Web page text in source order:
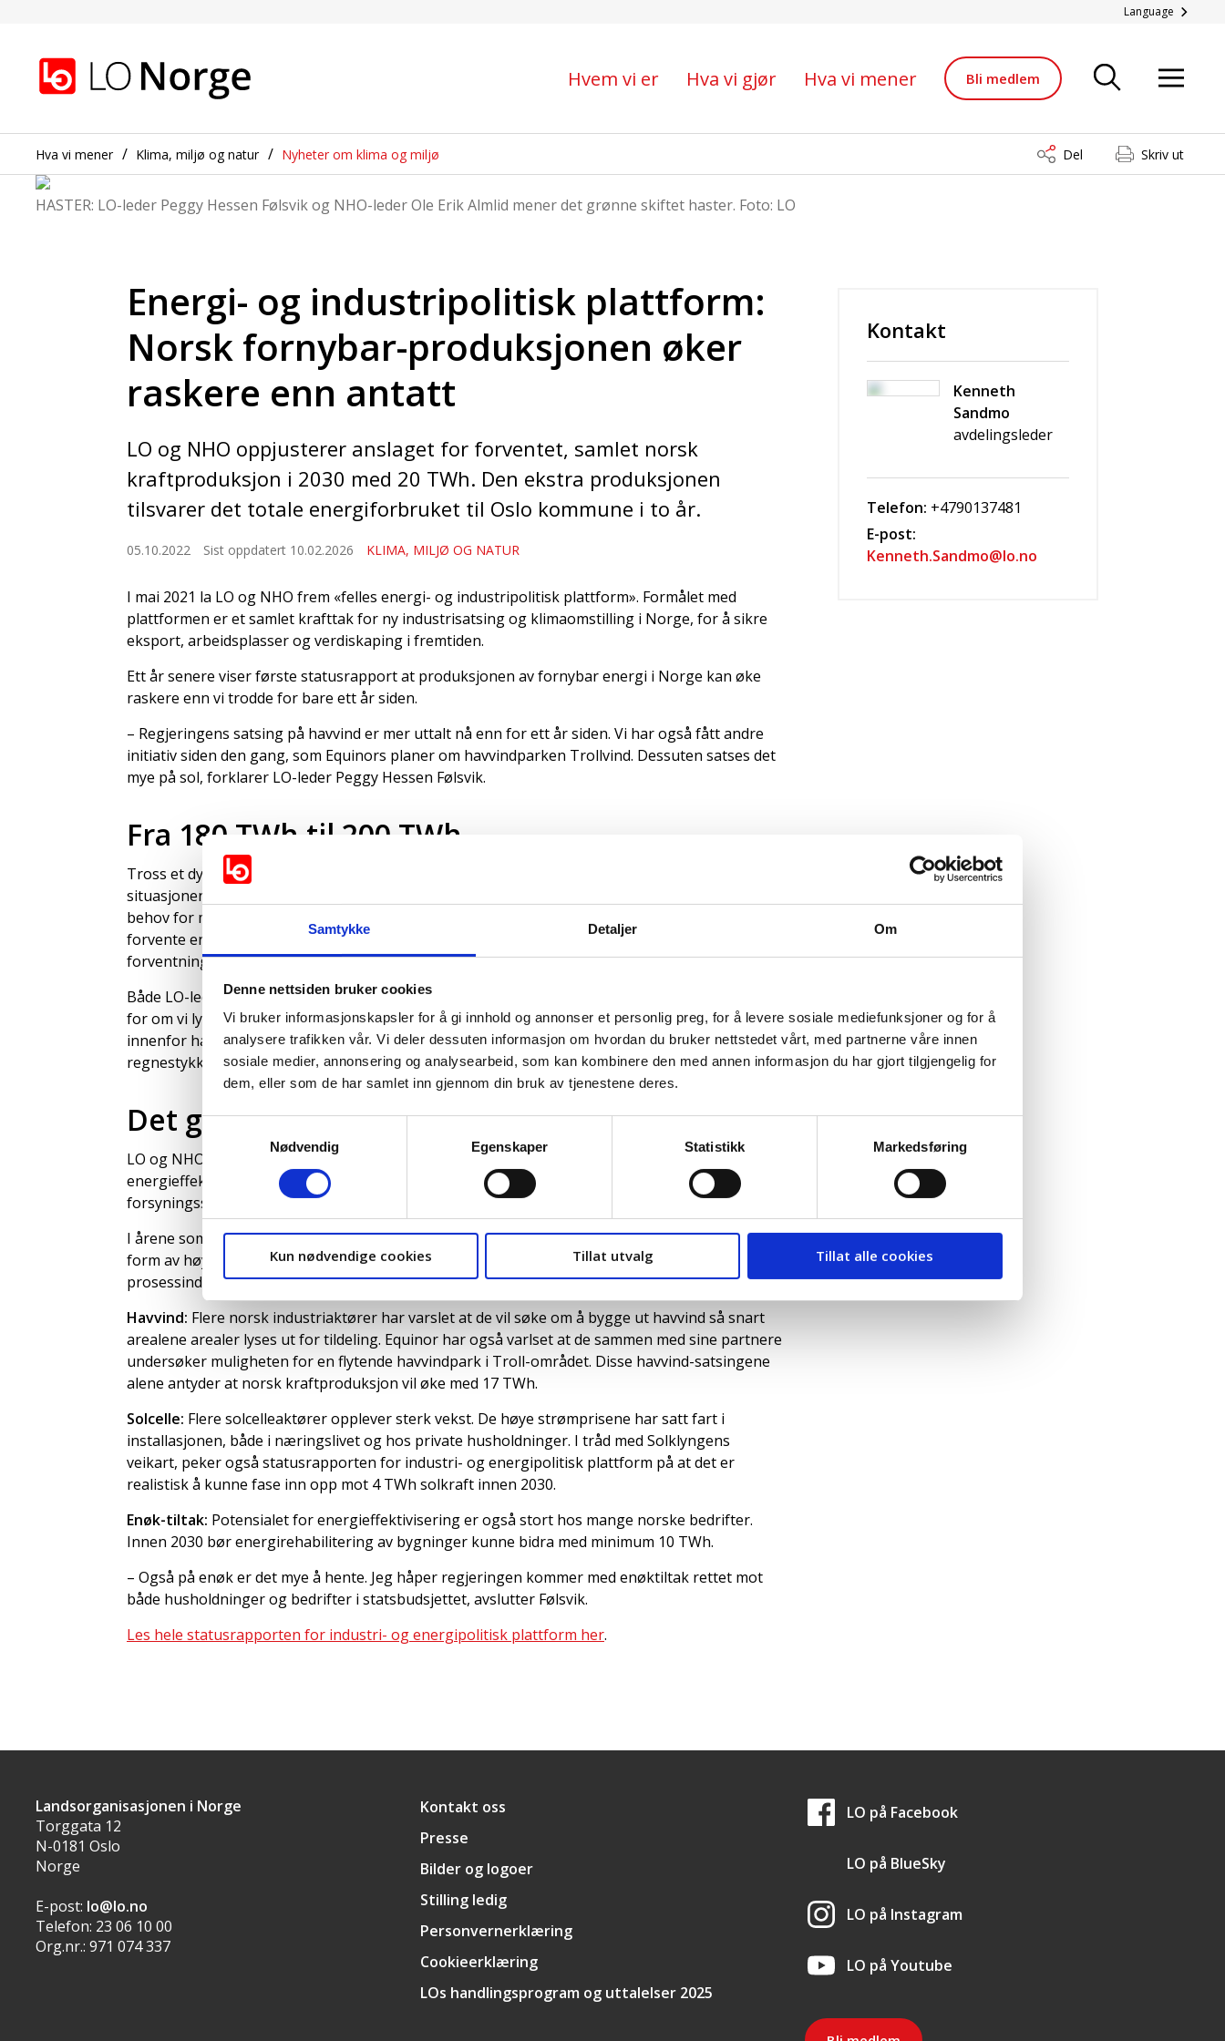
Samtykke Detaljer Om
Denne nettsiden bruker cookies
Vi bruker informasjonskapsler for å gi innhold og annonser et personlig preg, for å levere sosiale mediefunksjoner og for å
analysere trafikken vår. Vi deler dessuten informasjon om hvordan du bruker nettstedet vårt, med partnerne våre innen
sosiale medier, annonsering og analysearbeid, som kan kombinere den med annen informasjon du har gjort tilgjengelig for
dem, eller som de har samlet inn gjennom din bruk av tjenestene deres.
Nødvendig
Egenskaper Statistikk Markedsføring
Kun nødvendige cookies Tillat utvalg Tillat alle cookies
Energi- og industripolitisk plattform: Norsk fornybar-produksjonen
Language
Hvem vi er Hva vi gjør Hva vi mener Bli medlem
Hva vi mener Klima, miljø og natur Nyheter om klima og miljø Del Skriv ut
HASTER: LO-leder Peggy Hessen Følsvik og NHO-leder Ole Erik Almlid mener det grønne skiftet haster. Foto: LO
Energi- og industripolitisk plattform:
Norsk fornybar-produksjonen øker
raskere enn antatt
LO og NHO oppjusterer anslaget for forventet, samlet norsk
kraftproduksjon i 2030 med 20 TWh. Den ekstra produksjonen
tilsvarer det totale energiforbruket til Oslo kommune i to år.
05.10.2022 Sist oppdatert 10.02.2026 KLIMA, MILJØ OG NATUR
I mai 2021 la LO og NHO frem «felles energi- og industripolitisk plattform». Formålet med
plattformen er et samlet krafttak for ny industrisatsing og klimaomstilling i Norge, for å sikre
eksport, arbeidsplasser og verdiskaping i fremtiden.
Ett år senere viser første statusrapport at produksjonen av fornybar energi i Norge kan øke
raskere enn vi trodde for bare ett år siden.
– Regjeringens satsing på havvind er mer uttalt nå enn for ett år siden. Vi har også fått andre
initiativ siden den gang, som Equinors planer om havvindparken Trollvind. Dessuten satses det
mye på sol, forklarer LO-leder Peggy Hessen Følsvik.
Fra 180 TWh til 200 TWh
Tross et dystert bakteppe med krigen i Ukraina, den krevende energi- og sikkerhetspolitiske
situasjonen i Europa og den nasjonale kraftsituasjonen med utsikter til økt etterspørsel og
behov for mer fornybar kraft, viser LO og NHOs nye beregninger at det er realistisk å kunne
forvente en samlet kraftproduksjon på rundt 200 TWH i 2030 – mot 180 TWH som var
forventningen for ett år siden. 20 TWH tilsvarer to års energiforbruk for hele Oslo kommune.
Både LO-lederen og NHO-leder Ole Erik Almlid understreker at politisk vilje vil være avgjørende
for om vi lykkes med å nå de nye anslagene, men anser dem som realistiske. Prosjekter
innenfor havvind og solcelle, samt økt fokus på enøktiltak vil være viktige bidrag til
regnestykket.
Det grønne skiftet haster
LO og NHO mener det haster å sette i gang tiltak som øker fornybarproduksjonen og
energieffektiviseringen. Det er også behov for å vurdere tiltak som øker Norges
forsyningssikkerhet for kraft.
I årene som kommer vil behovet for strøm øke kraftig i Norge. Det grønne skiftet vil kreve sitt i
form av høyere strømforbruk. Produksjon av batterier og hydrogen, og til en grønnere
prosessindustri, krever mye kraft.
Havvind: Flere norsk industriaktører har varslet at de vil søke om å bygge ut havvind så snart
arealene arealer lyses ut for tildeling. Equinor har også varlset at de sammen med sine partnere
undersøker muligheten for en flytende havvindpark i Troll-området. Disse havvind-satsingene
alene antyder at norsk kraftproduksjon vil øke med 17 TWh.
Solcelle: Flere solcelleaktører opplever sterk vekst. De høye strømprisene har satt fart i
installasjonen, både i næringslivet og hos private husholdninger. I tråd med Solklyngens
veikart, peker også statusrapporten for industri- og energipolitisk plattform på at det er
realistisk å kunne fase inn opp mot 4 TWh solkraft innen 2030.
Enøk-tiltak: Potensialet for energieffektivisering er også stort hos mange norske bedrifter.
Innen 2030 bør energirehabilitering av bygninger kunne bidra med minimum 10 TWh.
– Også på enøk er det mye å hente. Jeg håper regjeringen kommer med enøktiltak rettet mot
både husholdninger og bedrifter i statsbudsjettet, avslutter Følsvik.
Les hele statusrapporten for industri- og energipolitisk plattform her.
Kontakt
Kenneth
Sandmo
avdelingsleder
Telefon: +4790137481
E-post:
Kenneth.Sandmo@lo.no
Landsorganisasjonen i Norge
Torggata 12
N-0181 Oslo
Norge
E-post: lo@lo.no
Telefon: 23 06 10 00
Org.nr.: 971 074 337
Snarveier
Kontakt oss
Presse
Bilder og logoer
Stilling ledig
Personvernerklæring
Cookieerklæring
LOs handlingsprogram og uttalelser 2025
LO i sosiale medier
LO på Facebook
LO på BlueSky
LO på Instagram
LO på Youtube